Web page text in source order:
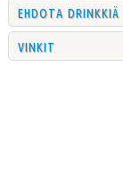
ehdota drinkkiä
vinkit